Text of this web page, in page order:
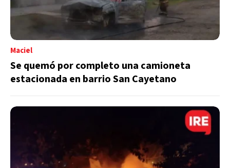
Maciel
Se quemó por completo una camioneta
estacionada en barrio San Cayetano